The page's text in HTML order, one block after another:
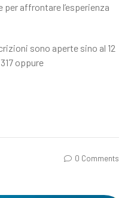
affrontare l’esperienza
sono aperte sino al 12
oppure
0 Comments